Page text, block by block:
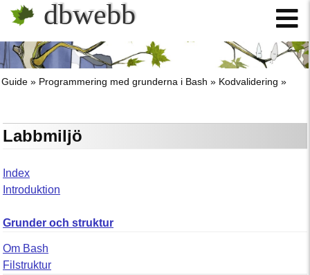
dbwebb
Guide Programmering med grunderna i Bash Kodvalidering
Labbmiljö
Index
Introduktion
Grunder och struktur
Om Bash
Filstruktur